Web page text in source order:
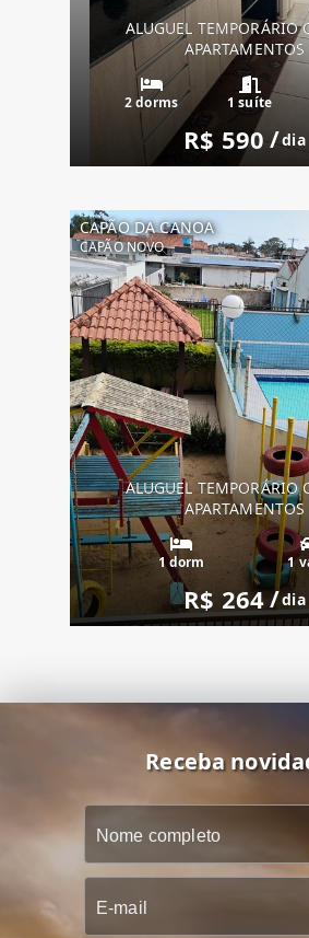
ALUGUEL TEMPORÁRIO
APARTAMENTOS
2 dorms 1 suíte
R$ 590/dia
CAPÃO DA CANOA
CAPÃO NOVO
ALUGUEL TEMPORÁRIO
APARTAMENTOS
1 dorm 1
R$ 264/dia
Receba